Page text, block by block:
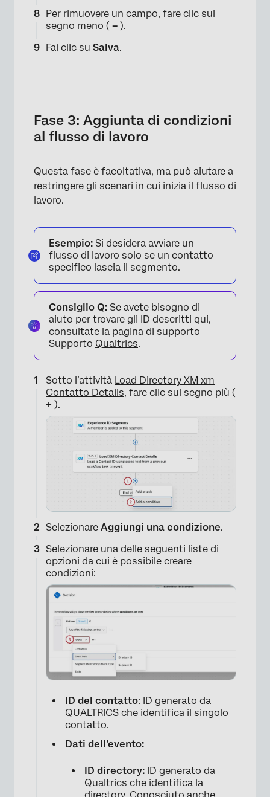
×
Per rimuovere un campo, fare clic sul
segno meno ( – ).
Fai clic su Salva.
Fase 3: Aggiunta di condizioni
al flusso di lavoro
Questa fase è facoltativa, ma può aiutare a
restringere gli scenari in cui inizia il flusso di
lavoro.
Esempio: Si desidera avviare un
flusso di lavoro solo se un contatto
specifico lascia il segmento.
Consiglio Q: Se avete bisogno di
aiuto per trovare gli ID descritti qui,
consultate la pagina di supporto
Supporto Qualtrics.
Sotto l’attività Load Directory XM xm
Contatto Details, fare clic sul segno più (
+ ).
Selezionare Aggiungi una condizione.
Selezionare una delle seguenti liste di
opzioni da cui è possibile creare
condizioni:
ID del contatto: ID generato da
QUALTRICS che identifica il singolo
contatto.
Dati dell’evento:
ID directory: ID generato da
Qualtrics che identifica la
directory. Conosciuto anche